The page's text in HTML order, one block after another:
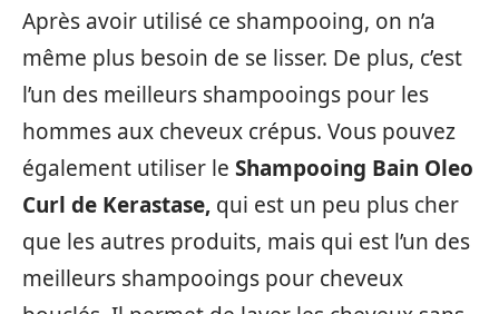
Après avoir utilisé ce shampooing, on n’a
même plus besoin de se lisser. De plus, c’est
l’un des meilleurs shampooings pour les
hommes aux cheveux crépus. Vous pouvez
également utiliser le Shampooing Bain Oleo
Curl de Kerastase, qui est un peu plus cher
que les autres produits, mais qui est l’un des
meilleurs shampooings pour cheveux